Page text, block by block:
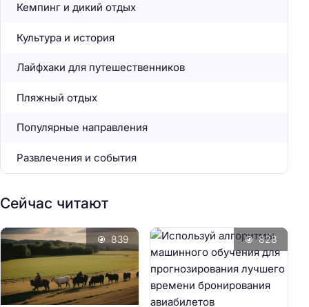
Кемпинг и дикий отдых
Культура и история
Лайфхаки для путешественников
Пляжный отдых
Популярные направления
Развлечения и события
Сейчас читают
839 828